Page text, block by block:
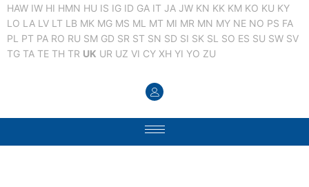
HAW IW HI HMN HU IS IG ID GA IT JA JW KN KK KM KO KU KY
LO LA LV LT LB MK MG MS ML MT MI MR MN MY NE NO PS FA
PL PT PA RO RU SM GD SR ST SN SD SI SK SL SO ES SU SW SV
TG TA TE TH TR UK UR UZ VI CY XH YI YO ZU